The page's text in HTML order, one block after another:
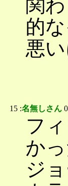
関
的
悪い
15 :名無しさん
フ
かっ
ジ